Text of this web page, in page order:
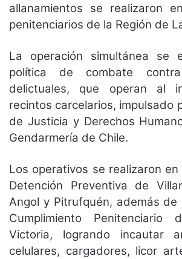
allanamientos se realizaron
penitenciarios de la Región de
La operación simultánea se
política de combate
delictuales, que operan al
recintos carcelarios, impulsado
de Justicia y Derechos
Gendarmería de Chile.
Los operativos se realizaron
Detención Preventiva de
Angol y Pitrufquén, además
Cumplimiento Penitenciario
Victoria, logrando incautar
celulares, cargadores, licor